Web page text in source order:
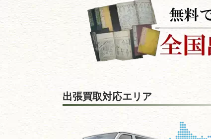
出張買取対応エリア